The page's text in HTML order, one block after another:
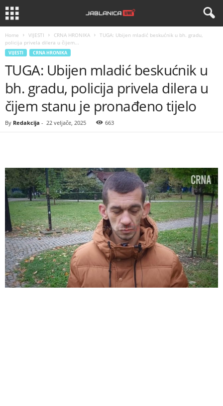
Home VIJESTI CRNA HRONIKA
TUGA: Ubijen mladić beskućnik u bh. gradu,
policija privela dilera u čijem...
VIJESTI CRNA HRONIKA
TUGA: Ubijen mladić beskućnik u
bh. gradu, policija privela dilera u
čijem stanu je pronađeno tijelo
By Redakcija - 22 veljače, 2025 663